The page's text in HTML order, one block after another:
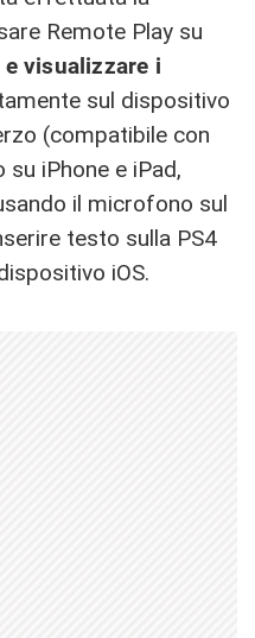
Remote Play su
visualizzare i
sul dispositivo
(compatibile con
iPhone e iPad,
il microfono sul
testo sulla PS4
iOS.